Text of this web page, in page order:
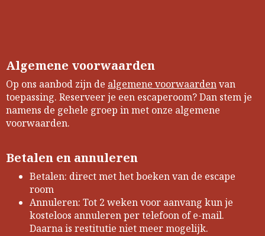
Betalen en annuleren
Betalen: direct met het boeken van de escape
room
Annuleren: Tot 2 weken voor aanvang kun je
kosteloos annuleren per telefoon of e-mail.
Daarna is restitutie niet meer mogelijk.
Algemene voorwaarden
Op ons aanbod zijn de algemene voorwaardenvan
toepassing. Reserveer je een escaperoom? Dan stem je
namens de gehele groep in met onze algemene
voorwaarden.